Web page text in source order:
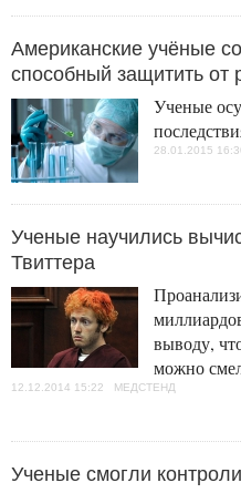
Американские учёные
способный защитить от
Ученые
28.01.2015
Ученые научились
Твиттера
выводу,
можно
12.12.2014 15:22 МЕДСТЕНД
Ученые смогли